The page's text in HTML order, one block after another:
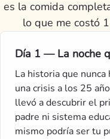
es la comida
lo que me costó
Día 1 — La noche
La historia que
una crisis a los 25
llevó a descubrir el
padre ni sistema
mismo podría ser tu